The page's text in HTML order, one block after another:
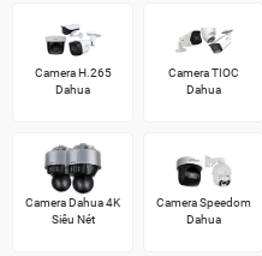
Camera H.265
Dahua
Camera TIOC
Dahua
Camera Dahua 4K
Siêu Nét
Camera Speedom
Dahua